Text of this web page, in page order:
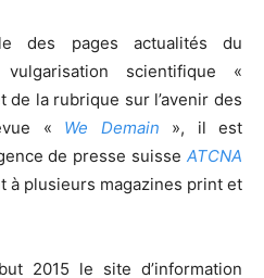
des pages actualités du
scientifique «
de la rubrique sur l’avenir des
« We Demain », il est
de presse suisse ATCNA
à plusieurs magazines print et
2015 le site d’information